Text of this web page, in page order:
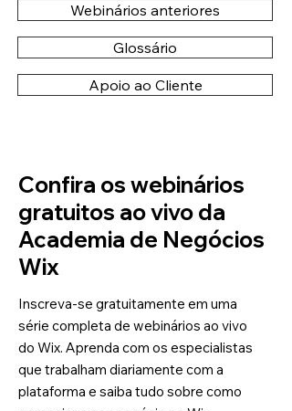
Webinários anteriores
Apoio ao Cliente
Glossário
Confira os webinários
gratuitos ao vivo da
Academia de Negócios
Wix
Inscreva-se gratuitamente em uma
série completa de webinários ao vivo
do Wix. Aprenda com os especialistas
que trabalham diariamente com a
plataforma e saiba tudo sobre como